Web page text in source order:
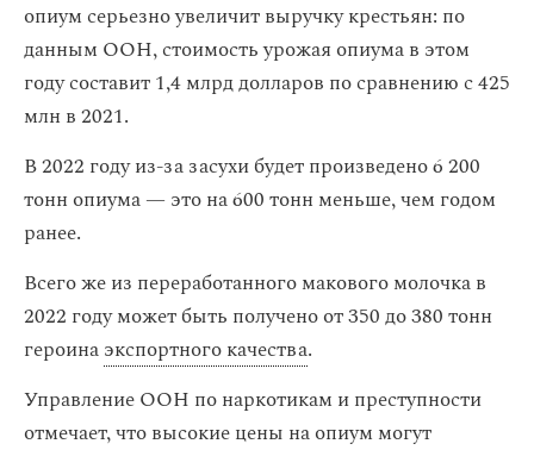
опиум серьезно увеличит выручку крестьян: по
данным ООН, стоимость урожая опиума в этом
году составит 1,4 млрд долларов по сравнению с 425
млн в 2021.
В 2022 году из-за засухи будет произведено 6 200
тонн опиума — это на 600 тонн меньше, чем годом
ранее.
Всего же из переработанного макового молочка в
2022 году может быть получено от 350 до 380 тонн
героинаэкспортного качества.
Управление ООН по наркотикам и преступности
отмечает, что высокие цены на опиум могут